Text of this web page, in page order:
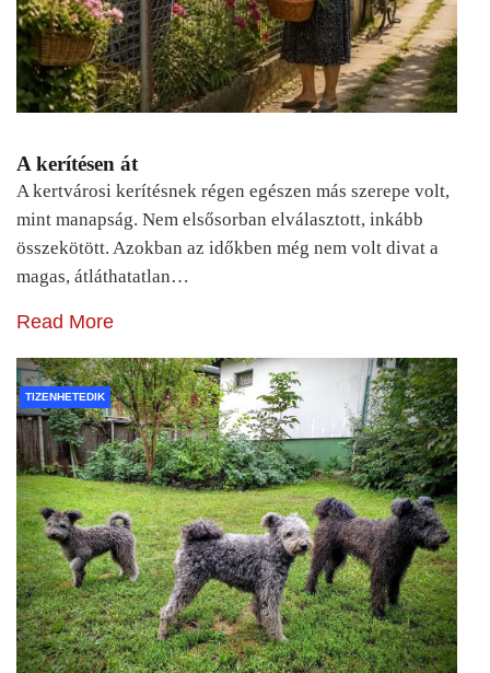
A kerítésen át
A kertvárosi kerítésnek régen egészen más szerepe volt,
mint manapság. Nem elsősorban elválasztott, inkább
összekötött. Azokban az időkben még nem volt divat a
magas, átláthatatlan…
Read More
TIZENHETEDIK